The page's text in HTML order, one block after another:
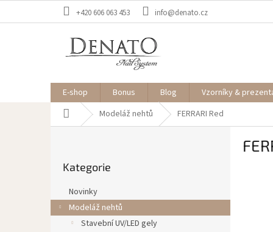
+420 606 063 453 info@denato.cz
E-shop Bonus Blog Vzorníky &
Domů Modeláž nehtů FERRARI Red
a
n
kategorie
Kategorie
Novinky
Modeláž nehtů
Stavební UV/LED gely